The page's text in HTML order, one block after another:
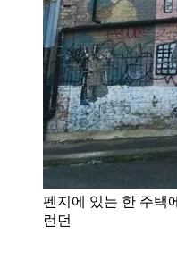
펜지에 있는 한 주택
런던